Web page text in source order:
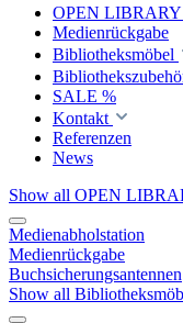
OPEN LIBRARY
Medienrückgabe
Bibliotheksmöbel
SALE %
Kontakt
Referenzen
News
Show all OPEN
Medienabholstation
Medienrückgabe
Buchsicherungsantennen
Show all